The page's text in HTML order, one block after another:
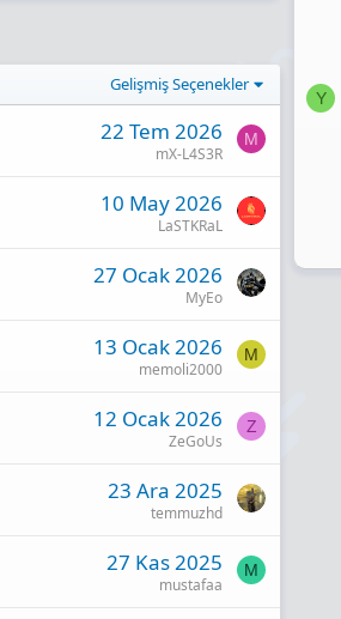
Gelişmiş Seçenekler
22 Tem 2026
mX-L4S3R
M
10 May 2026
LaSTKRaL
27 Ocak 2026
MyEo
13 Ocak 2026
memoli2000
M
12 Ocak 2026
ZeGoUs
Z
23 Ara 2025
temmuzhd
27 Kas 2025
mustafaa
M
Y